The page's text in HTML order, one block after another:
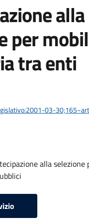
alla
per
tra enti
03-
alla